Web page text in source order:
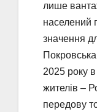
лише
населений
значення
2025 року
жителів –
передову